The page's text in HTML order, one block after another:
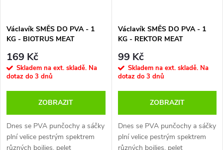
roky závodního rybaření,
několik tisíc hodin strávených
na vodním břehu.
PVA BOMBS přizpůsobené
příchutích, proto je můžeme
Můžeme je ještě vylepšit dipem
nepoškozujícím PVA. Každý
Václavík SMĚS DO PVA - 1
KG - BIOTRUS MEAT
169 Kč
Skladem na ext. skladě. Na
dotaz do 3 dnů
ZOBRAZIT
Dnes se PVA punčochy a sáčky
plní velice pestrým spektrem
různých boilies, pelet
Václavík SMĚS DO PVA - 1
KG - REKTOR MEAT
99 Kč
Skladem na ext. skladě. Na
dotaz do 3 dnů
ZOBRAZIT
Dnes se PVA punčochy a sáčky
plní velice pestrým spektrem
různých boilies, pelet